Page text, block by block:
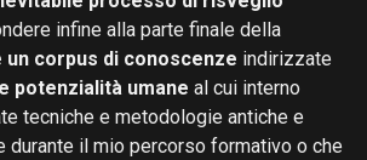
infine alla parte finale della
un corpus di conoscenze indirizzate
potenzialità umane al cui interno
tecniche e metodologie antiche e
durante il mio percorso formativo o che